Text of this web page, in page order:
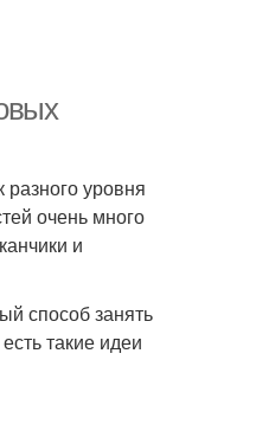
уровня
очень много
и
способ занять
такие идеи